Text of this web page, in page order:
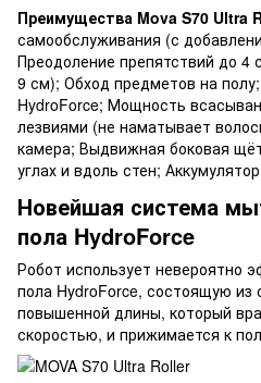
Преимущества Mova S70 Ultra
самообслуживания (с
Преодоление препятствий до
9 см); Обход предметов на
HydroForce; Мощность
лезвиями (не наматывает
камера; Выдвижная боковая
углах и вдоль стен;
Новейшая система
пола HydroForce
Робот использует невероятно
пола HydroForce, состоящую из
повышенной длины, который
скоростью, и прижимается к